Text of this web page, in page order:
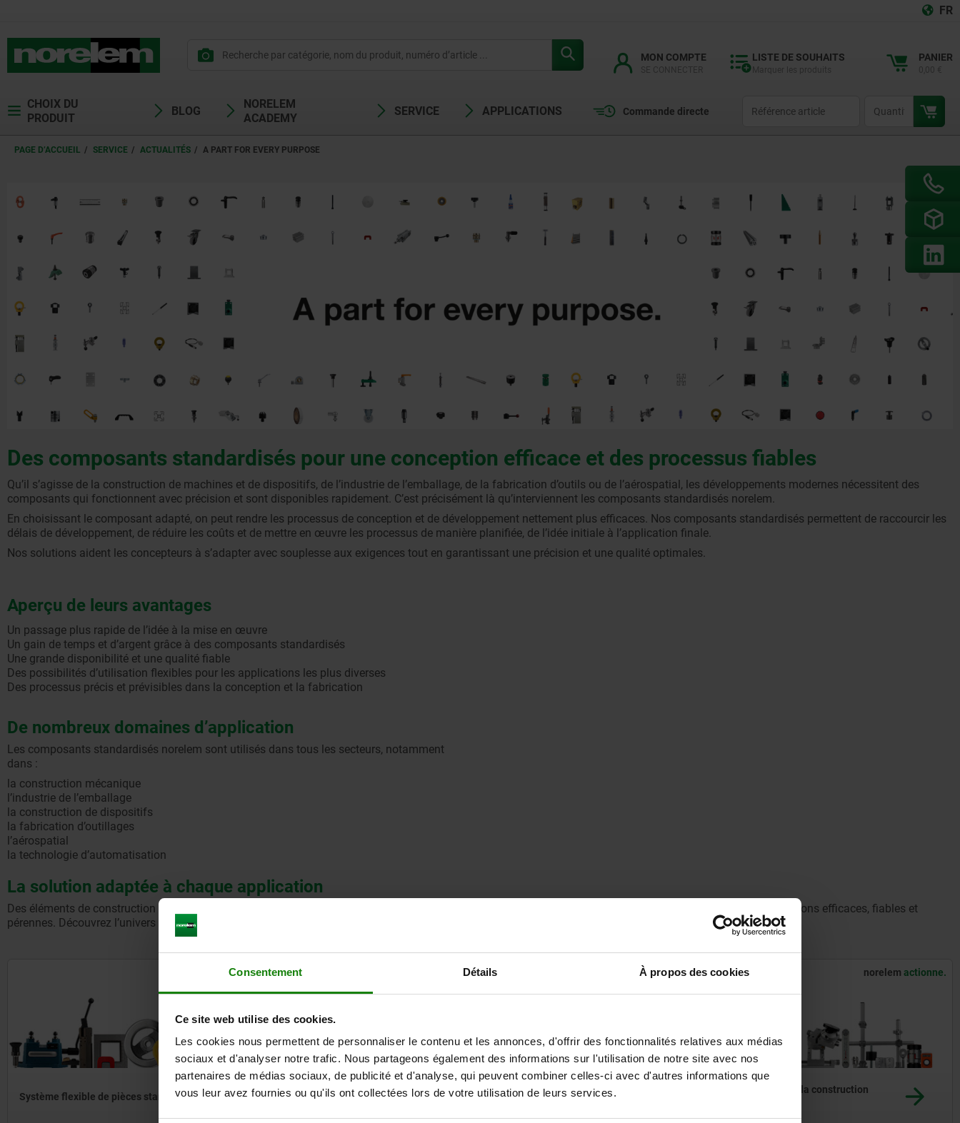
Consentement Détails À propos des cookies
Ce site web utilise des cookies.
Les cookies nous permettent de personnaliser le contenu et les annonces, d'offrir des fonctionnalités relatives aux médias
sociaux et d'analyser notre trafic. Nous partageons également des informations sur l'utilisation de notre site avec nos
partenaires de médias sociaux, de publicité et d'analyse, qui peuvent combiner celles-ci avec d'autres informations que
vous leur avez fournies ou qu'ils ont collectées lors de votre utilisation de leurs services.
FR
MON COMPTE LISTE DE SOUHAITS PANIER
CHOIX DU
PRODUIT
BLOG
NORELEM
ACADEMY
SERVICE APPLICATIONS Commande directe
PAGE D’ACCUEIL SERVICE ACTUALITÉS A PART FOR EVERY PURPOSE
Des composants standardisés pour une conception efficace et des processus fiables
Qu’il s’agisse de la construction de machines et de dispositifs, de l’industrie de l’emballage, de la fabrication d’outils ou de l’aérospatial, les développements modernes nécessitent des
composants qui fonctionnent avec précision et sont disponibles rapidement. C’est précisément là qu’interviennent les composants standardisés norelem.
En choisissant le composant adapté, on peut rendre les processus de conception et de développement nettement plus efficaces. Nos composants standardisés permettent de raccourcir les
délais de développement, de réduire les coûts et de mettre en œuvre les processus de manière planifiée, de l’idée initiale à l’application finale.
Nos solutions aident les concepteurs à s’adapter avec souplesse aux exigences tout en garantissant une précision et une qualité optimales.
Aperçu de leurs avantages
Un passage plus rapide de l’idée à la mise en œuvre
Un gain de temps et d’argent grâce à des composants standardisés
Une grande disponibilité et une qualité fiable
Des possibilités d’utilisation flexibles pour les applications les plus diverses
Des processus précis et prévisibles dans la conception et la fabrication
De nombreux domaines d’application
Les composants standardisés norelem sont utilisés dans tous les secteurs, notamment
dans :
la construction mécanique
l’industrie de l’emballage
la construction de dispositifs
la fabrication d’outillages
l’aérospatial
la technologie d’automatisation
La solution adaptée à chaque application
Des éléments de construction simples aux solutions système complexes : c’est en choisissant le bon composant au bon moment que l’on obtient des applications efficaces, fiables et
pérennes. Découvrez l’univers de nos composants standardisés et regardez cette vidéo pour voir à quel point les solutions norelem sont polyvalentes.
norelemréalise.
Système flexible de pièces standardisées Système de montage
norelem actionne.
Systèmes et composants pour la construction